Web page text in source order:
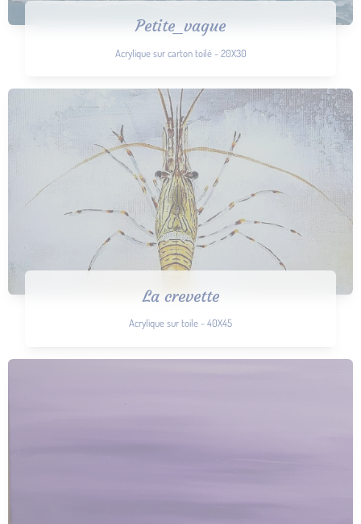
Petite_vague
Acrylique sur carton toilé - 20X30
La crevette
Acrylique sur toile - 40X45